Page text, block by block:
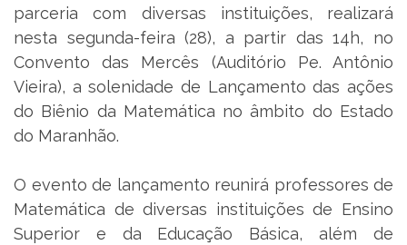
parceria com diversas instituições, realizará
nesta segunda-feira (28), a partir das 14h, no
Convento das Mercês (Auditório Pe. Antônio
Vieira), a solenidade de Lançamento das ações
do Biênio da Matemática no âmbito do Estado
do Maranhão.
O evento de lançamento reunirá professores de
Matemática de diversas instituições de Ensino
Superior e da Educação Básica, além de